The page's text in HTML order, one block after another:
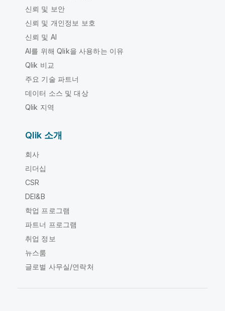
신뢰 및 보안
신뢰 및 개인정보 보호
신뢰 및 AI
AI를 위해 Qlik을 사용하는 이유
Qlik 비교
주요 기술 파트너
데이터 소스 및 대상
Qlik 지역
Qlik 소개
회사
리더십
CSR
DEI&B
학업 프로그램
파트너 프로그램
취업 정보
뉴스룸
글로벌 사무실/연락처